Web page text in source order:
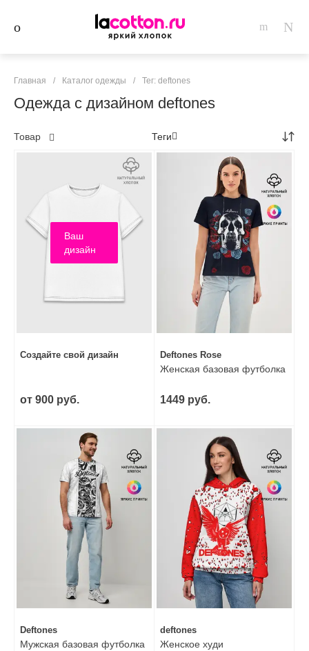
Главная / Каталог одежды / Тег: deftones
Одежда с дизайном deftones
Товар Теги
Ваш
дизайн
Создайте свой дизайн
от 900 руб.
Deftones Rose
Женская базовая футболка
1449 руб.
Deftones
Мужская базовая футболка
deftones
Женское худи